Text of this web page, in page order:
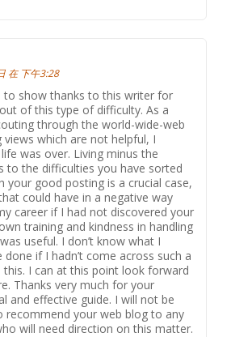
在 下午3:28
to show thanks to this writer for
of this type of difficulty. As a
through the world-wide-web
views which are not helpful, I
was over. Living minus the
to the difficulties you have sorted
your good posting is a crucial case,
could have in a negative way
career if I had not discovered your
training and kindness in handling
useful. I don’t know what I
done if I hadn’t come across such a
this. I can at this point look forward
Thanks very much for your
and effective guide. I will not be
recommend your web blog to any
will need direction on this matter.